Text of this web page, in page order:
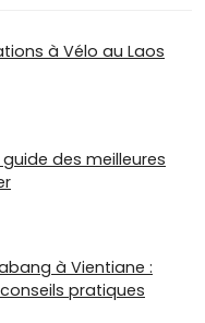
à Vélo au Laos
des meilleures
à Vientiane :
pratiques